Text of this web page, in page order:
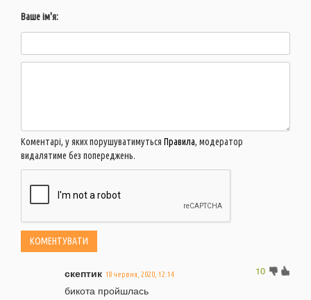
Ваше ім'я:
Коментарі, у яких порушуватимуться Правила, модератор
видалятиме без попереджень.
10
скептик 18 червня, 2020, 12:14
бикота пройшлась